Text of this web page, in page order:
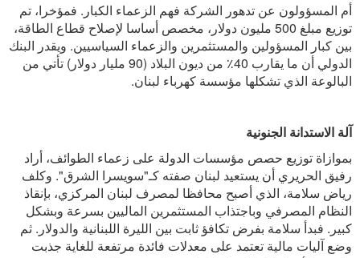
أم المسؤولون عن تدهور الشركة فهم الزعماء الكبار. فمؤخرا، تم
توزيع مبلغ 500 مليون دولار، مخصص أساسا لإصلاح قطاع الطاقة،
بين كبار المسؤولين والمستثمرين والزعماء السياسيين. ويقدر البنك
الدولي أن ما يقارب 40٪ من ديون البلاد (90 مليار دولار) تأتي من
البالوعة الذي تشكلها مؤسسة كهرباء لبنان.
آلة الاستدانة الجنونية
بموازاة توزيع حصص مؤسسات الدولة على زعماء الطوائف، أراد
رفيق الحريري أن يستعيد لبنان صفته كـ"سويسرا الشرق". وكلف
رياض سلامة، الذي أصبح محافظا لمصرف لبنان المركزي، بإنقاذ
النظام المصرفي وباجتذاب المستثمرين الماليين بسرعة وبشكل
كبير. فبدأ سلامة بفرض تكافؤ ثابت بين الليرة اللبنانية والدولار. ثم
وضع آليات مالية تعتمد على معدلات فائدة مرتفعة للغاية جذبت